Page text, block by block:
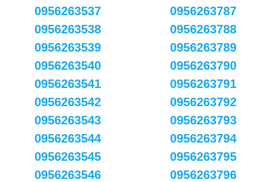
0956263537
0956263538
0956263539
0956263540
0956263541
0956263542
0956263543
0956263544
0956263545
0956263546
0956263787
0956263788
0956263789
0956263790
0956263791
0956263792
0956263793
0956263794
0956263795
0956263796